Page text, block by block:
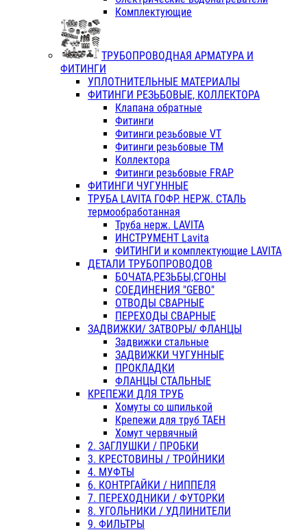
Комплектующие
ТРУБОПРОВОДНАЯ АРМАТУРА И
ФИТИНГИ
УПЛОТНИТЕЛЬНЫЕ МАТЕРИАЛЫ
ФИТИНГИ РЕЗЬБОВЫЕ, КОЛЛЕКТОРА
Клапана обратные
Фитинги
Фитинги резьбовые VT
Фитинги резьбовые ТМ
Коллектора
Фитинги резьбовые FRAP
ФИТИНГИ ЧУГУННЫЕ
ТРУБА LAVITA ГОФР. НЕРЖ. СТАЛЬ
термообработанная
Труба нерж. LAVITA
ИНСТРУМЕНТ Lavita
ФИТИНГИ и комплектующие LAVITA
ДЕТАЛИ ТРУБОПРОВОДОВ
БОЧАТА,РЕЗЬБЫ,СГОНЫ
СОЕДИНЕНИЯ "GEBO"
ОТВОДЫ СВАРНЫЕ
ПЕРЕХОДЫ СВАРНЫЕ
ЗАДВИЖКИ/ ЗАТВОРЫ/ ФЛАНЦЫ
Задвижки стальные
ЗАДВИЖКИ ЧУГУННЫЕ
ПРОКЛАДКИ
ФЛАНЦЫ СТАЛЬНЫЕ
КРЕПЕЖИ ДЛЯ ТРУБ
Хомуты со шпилькой
Крепежи для труб ТАЕН
Хомут червячный
2. ЗАГЛУШКИ / ПРОБКИ
3. КРЕСТОВИНЫ / ТРОЙНИКИ
4. МУФТЫ
6. КОНТРГАЙКИ / НИППЕЛЯ
7. ПЕРЕХОДНИКИ / ФУТОРКИ
8. УГОЛЬНИКИ / УДЛИНИТЕЛИ
9. ФИЛЬТРЫ